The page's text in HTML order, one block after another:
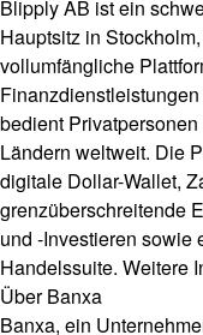
Blipply AB ist ein
Hauptsitz in
vollumfängliche
bedient
Ländern weltweit. Die
digitale Dollar-Wallet,
grenzüberschreitende
und -Investieren sowie
Handelssuite. Weitere
Über Banxa
Banxa, ein